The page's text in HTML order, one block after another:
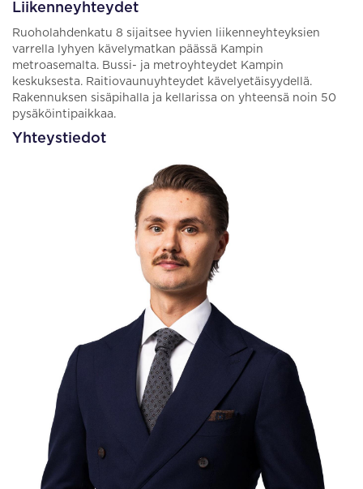
Liikenneyhteydet
Ruoholahdenkatu 8 sijaitsee hyvien liikenneyhteyksien
varrella lyhyen kävelymatkan päässä Kampin
metroasemalta. Bussi- ja metroyhteydet Kampin
keskuksesta. Raitiovaunuyhteydet kävelyetäisyydellä.
Rakennuksen sisäpihalla ja kellarissa on yhteensä noin 50
pysäköintipaikkaa.
Yhteystiedot